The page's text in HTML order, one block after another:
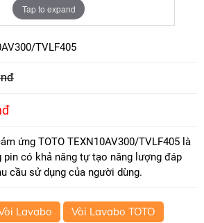
Tap to expand
TVLF405
ứng TOTO TEXN10AV300/TVLF405 là
pin có khả năng tự tạo năng lượng đáp
cầu sử dụng của người dùng.
Lavabo
Vòi Lavabo TOTO